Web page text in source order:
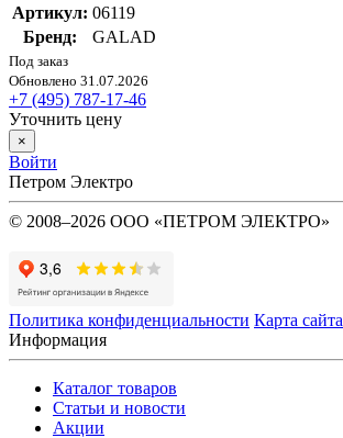
Артикул: 06119
Бренд:
GALAD
Под заказ
Обновлено 31.07.2026
+7 (495) 787-17-46
Уточнить цену
×
Войти
Петром Электро
© 2008–2026 ООО «ПЕТРОМ ЭЛЕКТРО»
Политика конфиденциальности Карта сайта
Информация
Каталог товаров
Статьи и новости
Акции